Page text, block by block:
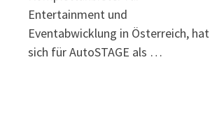
Entertainment und
Eventabwicklung in Österreich, hat
sich für AutoSTAGE als …